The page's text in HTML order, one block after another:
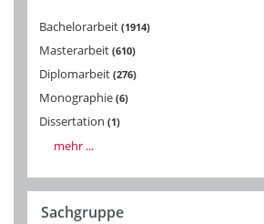
Bachelorarbeit 1914
Masterarbeit 610
Diplomarbeit 276
Monographie 6
Dissertation 1
mehr ...
Sachgruppe